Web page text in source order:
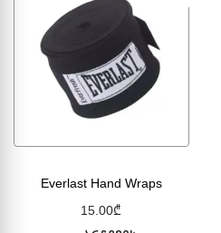
Everlast Hand Wraps
15.00₾